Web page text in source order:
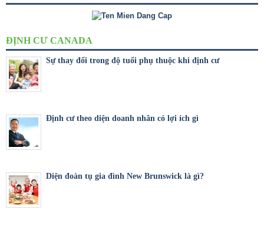
ĐỊNH CƯ CANADA
Sự thay đổi trong độ tuổi phụ thuộc khi định cư
Định cư theo diện doanh nhân có lợi ích gì
Diện đoàn tụ gia đình New Brunswick là gì?